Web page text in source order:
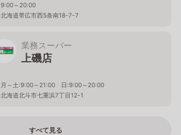
9:00～20:00
北海道帯広市西5条南18-7-7
業務スーパー
上磯店
月～土:9:00～21:00 日:9:00～20:00
北海道北斗市七重浜7丁目12-1
すべて見る